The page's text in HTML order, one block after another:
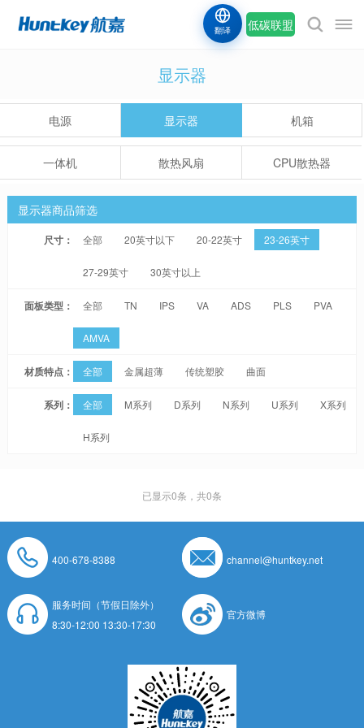
低碳联盟
翻译
显示器
电源 显示器 机箱
一体机 散热风扇 CPU散热器
显示器商品筛选
尺寸： 全部 20英寸以下 20-22英寸 23-26英寸
27-29英寸 30英寸以上
面板类型： 全部 TN IPS VA ADS PLS PVA
AMVA
材质特点： 全部 金属超薄 传统塑胶 曲面
系列： 全部 M系列 D系列 N系列 U系列 X系列
H系列
已显示0条，共0条
400-678-8388 channel@huntkey.net
服务时间（节假日除外）
8:30-12:00 13:30-17:30
官方微博